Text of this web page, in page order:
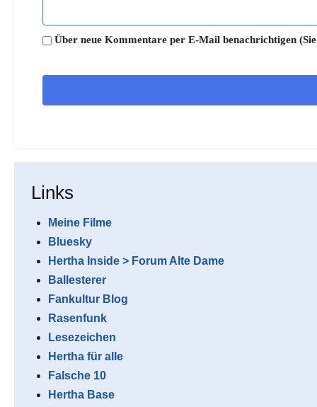
Über neue Kommentare per E-Mail benachrichtigen
Links
Meine Filme
Bluesky
Hertha Inside > Forum Alte Dame
Ballesterer
Fankultur Blog
Rasenfunk
Lesezeichen
Hertha für alle
Falsche 10
Hertha Base